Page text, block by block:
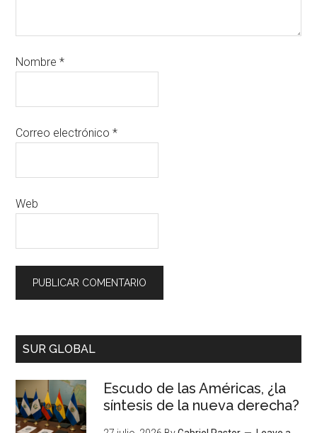
Nombre*
Correo electrónico*
Web
SUR GLOBAL
Escudo de las Américas, ¿la
síntesis de la nueva derecha?